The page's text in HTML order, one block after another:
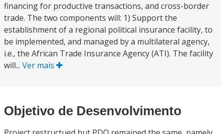
financing for productive transactions, and cross-border
trade. The two components will: 1) Support the
establishment of a regional political insurance facility, to
be implemented, and managed by a multilateral agency,
i.e., the African Trade Insurance Agency (ATI). The facility
will... Ver mais
Objetivo de Desenvolvimento